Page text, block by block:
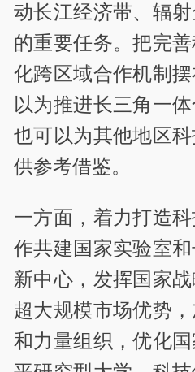
动长江经济带、辐
的重要任务。把完
化跨区域合作机制
以为推进长三角一
也可以为其他地区
供参考借鉴。
一方面，着力打造
作共建国家实验室
新中心，发挥国家
超大规模市场优势
和力量组织，优化